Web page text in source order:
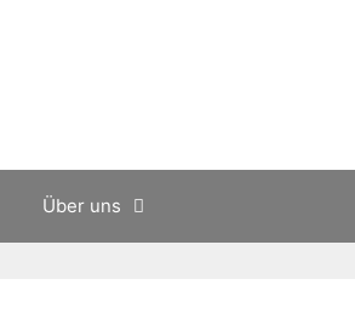
Über uns